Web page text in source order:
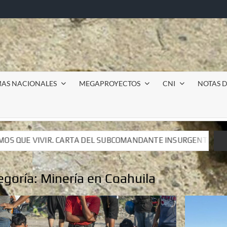
NACIONALES MEGAPROYECTOS CNI NOTAS
INSURGENTE MOISÉS A LUIS DE TAVIRA
INSURGENTE MOISÉS A LUIS DE TAVIRA
Minería en Coahuila